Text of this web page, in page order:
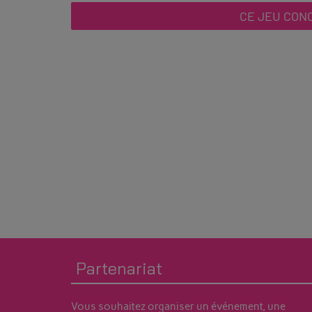
Partenariat
Vous souhaitez organiser un événement, une